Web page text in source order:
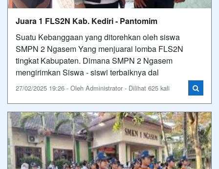
Juara 1 FLS2N Kab. Kediri - Pantomim
Suatu Kebanggaan yang ditorehkan oleh siswa
SMPN 2 Ngasem Yang menjuarai lomba FLS2N
tingkat Kabupaten. Dimana SMPN 2 Ngasem
mengirimkan Siswa - siswi terbaiknya dal
27/02/2025 19:26 - Oleh Administrator - Dilihat 625 kali